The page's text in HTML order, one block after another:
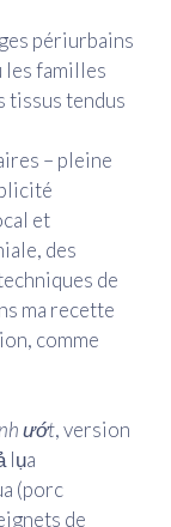
périurbains
les familles
tissus tendus
– pleine
et
des
de
ma recette
comme
ướt, version
lụa
(porc
de